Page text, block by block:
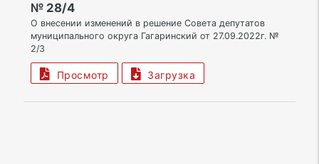
№ 28/4
О внесении изменений в решение Совета депутатов
муниципального округа Гагаринский от 27.09.2022г. №
2/3
Просмотр Загрузка